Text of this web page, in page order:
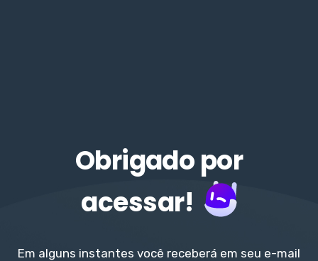
Obrigado por
acessar!
Em alguns instantes você receberá em seu e-mail